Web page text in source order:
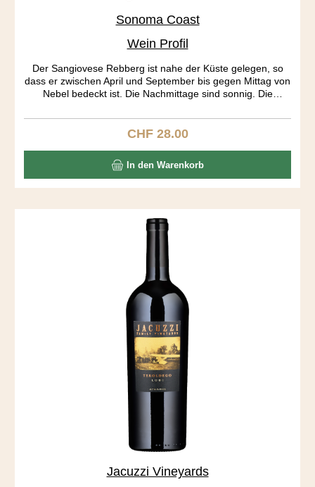
Sonoma Coast
Wein Profil
Der Sangiovese Rebberg ist nahe der Küste gelegen, so
dass er zwischen April und September bis gegen Mittag von
Nebel bedeckt ist. Die Nachmittage sind sonnig. Die
was eine Ernte bis Ende Oktober ermöglicht. Das Resultat
sind optimal ausgereifte Trauben. Die Fermentierung dauert
Wein ist wunderbar aromatisch, zeigt sich frischbeerig,
rosig, brombeerig und pilzig. Der Körper ist mittelschwer,
der Abgang lang und elegant.
Regulärer Preis:
CHF 28.00
In den Warenkorb
Jacuzzi Vineyards